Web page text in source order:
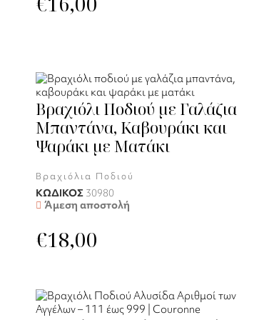
Βραχιόλι Ποδιού με Γαλάζια
Μπαντάνα, Καβουράκι και
Ψαράκι με Ματάκι
Βραχιόλια Ποδιού
ΚΩΔΙΚΟΣ 30980
Άμεση αποστολή
€18,00